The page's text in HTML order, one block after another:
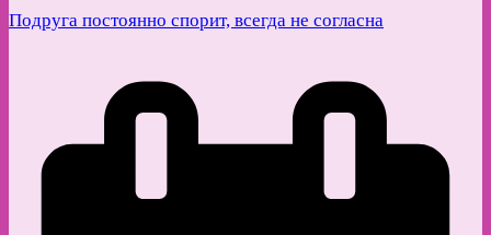
Подруга постоянно спорит, всегда не согласна